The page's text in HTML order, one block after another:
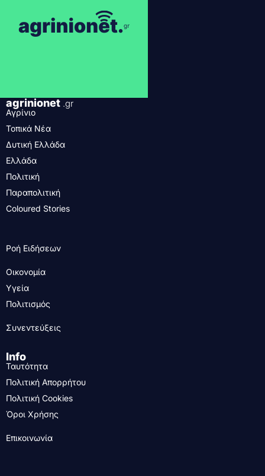
agrinionet .gr
Αγρίνιο
Τοπικά Νέα
Δυτική Ελλάδα
Ελλάδα
Πολιτική
Παραπολιτική
Coloured Stories
Ροή Ειδήσεων
Οικονομία
Υγεία
Πολιτισμός
Συνεντεύξεις
Info
Ταυτότητα
Πολιτική Απορρήτου
Πολιτική Cookies
Όροι Χρήσης
Επικοινωνία